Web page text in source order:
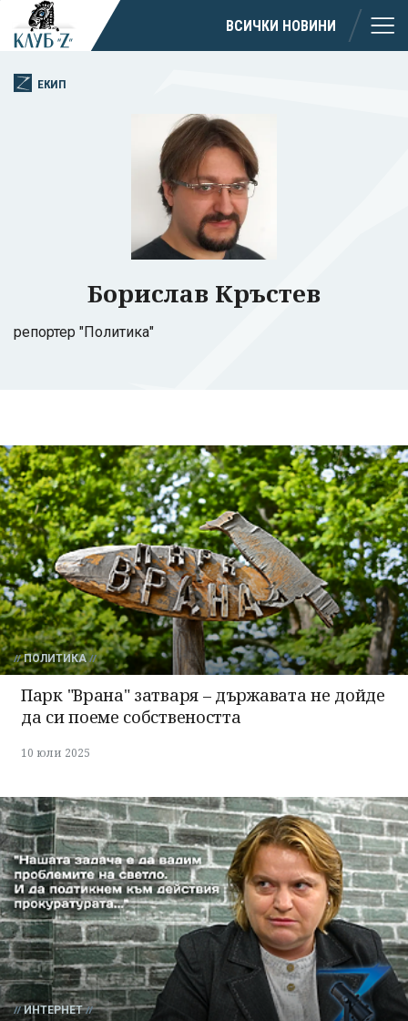
ВСИЧКИ НОВИНИ
ЕКИП
Борислав Кръстев
репортер "Политика"
ПОЛИТИКА
Парк "Врана" затваря – държавата не дойде
да си поеме собствеността
10 юли 2025
ИНТЕРНЕТ